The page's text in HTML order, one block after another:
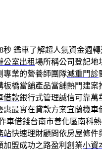
秒 鑑車了解超人氣資金週轉
公室出租場所稱公司登記地
專業的營養師團隊減重門診
板橋當舖產品當舖熱門建案
借款銀行式管理誠信可靠萬
惠最實在貸款方案宜蘭機車
車借錢台南市善化區南科
站快速理財顧問依房屋條件
加盟成功之路盈利創業小資